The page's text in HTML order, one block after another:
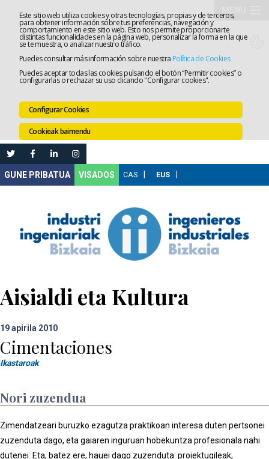
Este sitio web utiliza cookies y otras tecnologías, propias y de terceros,
para obtener información sobre tus preferencias, navegación y
comportamiento en este sitio web. Esto nos permite proporcionarte
distintas funcionalidades en la página web, personalizar la forma en la que
se te muestra, o analizar nuestro tráfico.
Puedes consultar más información sobre nuestra Política de Cookies
Puedes aceptar todas las cookies pulsando el botón “Permitir cookies” o
configurarlas o rechazar su uso clicando "Configurar cookies".
Configurar Cookies
Cookieak baimendu
VISADOS
Aisialdi eta Kultura
19apirila 2010
Cimentaciones
Ikastaroak
Nori zuzendua
Zimendatzeari buruzko ezagutza praktikoan interesa duten pertsonei
zuzenduta dago, eta gaiaren inguruan hobekuntza profesionala nahi
dutenei. Eta, batez ere, hauei dago zuzenduta: proiektugileak,
Elkargoa
Lanaren
Leihatila